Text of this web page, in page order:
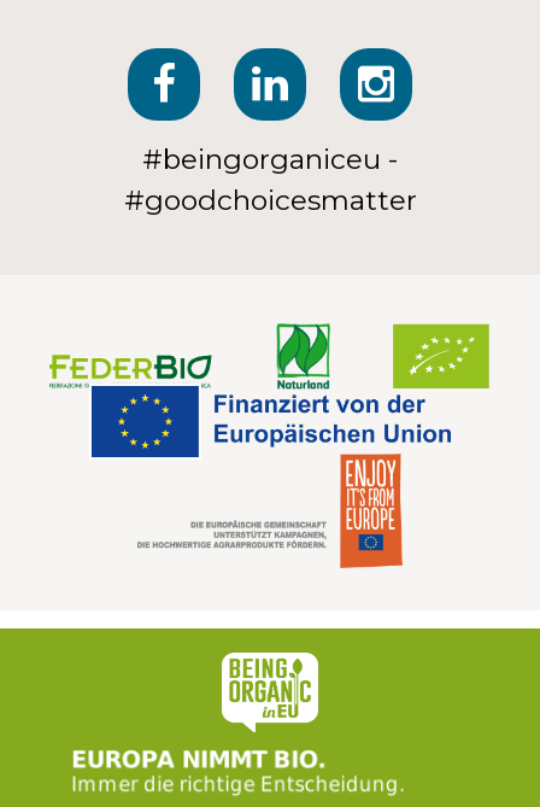
#beingorganiceu -
#goodchoicesmatter